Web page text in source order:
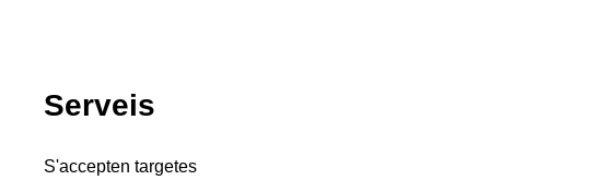
Serveis
S'accepten targetes